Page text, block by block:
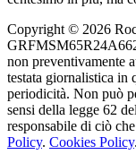
Copyright © 2026
non preventivamente
testata giornalistica in
periodicità. Non può
sensi della legge 62
responsabile di ciò
Policy. Cookies Policy.